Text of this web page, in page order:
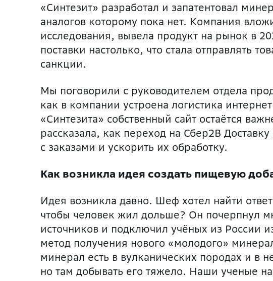
«Синтезит» разработал и запатентовал
аналогов которому пока нет. Компания
исследования, вывела продукт на рынок в
поставки настолько, что стала отправлять
санкции.
Мы поговорили с руководителем отдела
как в компании устроена логистика
«Синтезита» собственный сайт остаётся
рассказала, как переход на Сбер2B
с заказами и ускорить их обработку.
Как возникла идея создать пищевую
Идея возникла давно. Шеф хотел найти
чтобы человек жил дольше? Он почерпнул
источников и подключил учёных из России
метод получения нового «молодого»
минерал есть в вулканических породах и в
но там добывать его тяжело. Наши ученые